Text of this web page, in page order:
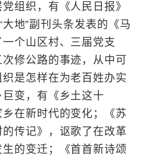
组织，有《人民日报》
地”副刊头条发表的《马
个山区村、三届党支
修公路的事迹，从中可
是怎样在为老百姓办实
变，有《乡土这十
在新时代的变化；《苏
传记》，讴歌了在改革
的变迁；《首首新诗颂